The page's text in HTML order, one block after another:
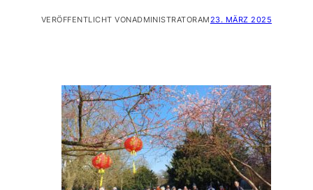
VERÖFFENTLICHT VONADMINISTRATORAM 23. MÄRZ 2025